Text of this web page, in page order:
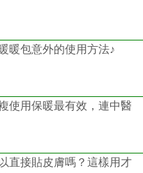
暖包意外的使用方法♪
使用保暖最有效，連中醫
直接貼皮膚嗎？這樣用才